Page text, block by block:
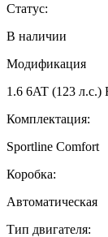
Статус:
В наличии
Модификация
1.6 6AT (123 л.с.)
Комплектация:
Sportline Comfort
Коробка:
Автоматическая
Тип двигателя: